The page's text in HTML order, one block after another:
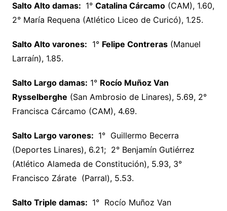
Salto Alto damas: 1° Catalina Cárcamo(CAM), 1.60,
2° María Requena (Atlético Liceo de Curicó), 1.25.
Salto Alto varones: 1° Felipe Contreras(Manuel
Larraín), 1.85.
Salto Largo damas: 1° Rocío Muñoz Van
Rysselberghe (San Ambrosio de Linares), 5.69, 2°
Francisca Cárcamo (CAM), 4.69.
Salto Largo varones: 1° Guillermo Becerra
(Deportes Linares), 6.21; 2° Benjamín Gutiérrez
(Atlético Alameda de Constitución), 5.93, 3°
Francisco Zárate (Parral), 5.53.
Salto Triple damas: 1° Rocío Muñoz Van